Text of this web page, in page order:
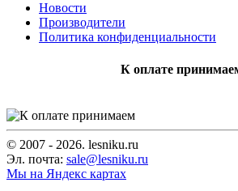
Новости
Производители
Политика конфиденциальности
К оплате
© 2007 - 2026. lesniku.ru
Эл. почта: sale@lesniku.ru
Мы на Яндекс картах